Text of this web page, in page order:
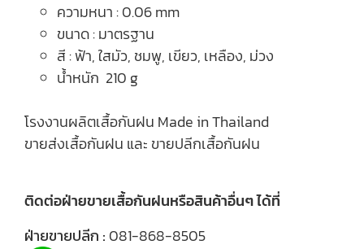
ความหนา : 0.06 mm
ขนาด : มาตรฐาน
สี : ฟ้า, ใสมัว, ชมพู, เขียว, เหลือง, ม่วง
น้ำหนัก 210 g
โรงงานผลิตเสื้อกันฝน Made in Thailand
ขายส่งเสื้อกันฝน และ ขายปลีกเสื้อกันฝน
ติดต่อฝ่ายขายเสื้อกันฝนหรือสินค้าอื่นๆ ได้ที่
ฝ่ายขายปลีก : 081-868-8505